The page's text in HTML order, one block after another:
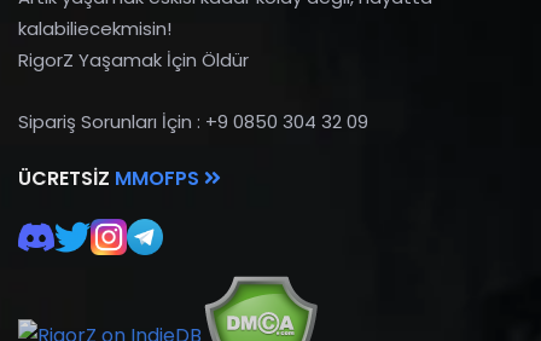
kalabiliecekmisin!
RigorZ Yaşamak İçin Öldür
Sipariş Sorunları İçin : +9 0850 304 32 09
ÜCRETSIZ MMOFPS